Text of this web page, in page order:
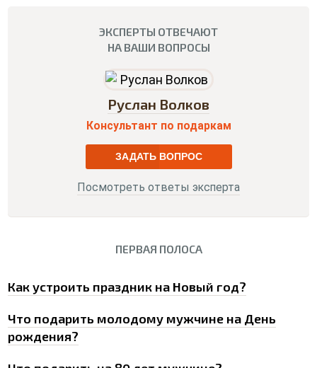
ЭКСПЕРТЫ ОТВЕЧАЮТ
НА ВАШИ ВОПРОСЫ
Руслан Волков
Консультант по подаркам
ЗАДАТЬ ВОПРОС
Посмотреть ответы эксперта
ПЕРВАЯ ПОЛОСА
Как устроить праздник на Новый год?
Что подарить молодому мужчине на День
рождения?